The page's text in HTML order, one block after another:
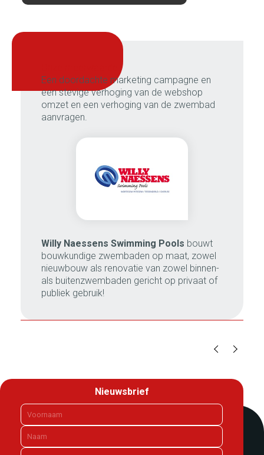
Een doordachte marketing campagne en
een stevige verhoging van de webshop
omzet en een verhoging van de zwembad
aanvragen.
Willy Naessens Swimming Pools bouwt
bouwkundige zwembaden op maat, zowel
nieuwbouw als renovatie van zowel binnen-
als buitenzwembaden gericht op privaat of
publiek gebruik!
Nieuwsbrief